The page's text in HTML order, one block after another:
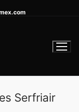
Serfriair